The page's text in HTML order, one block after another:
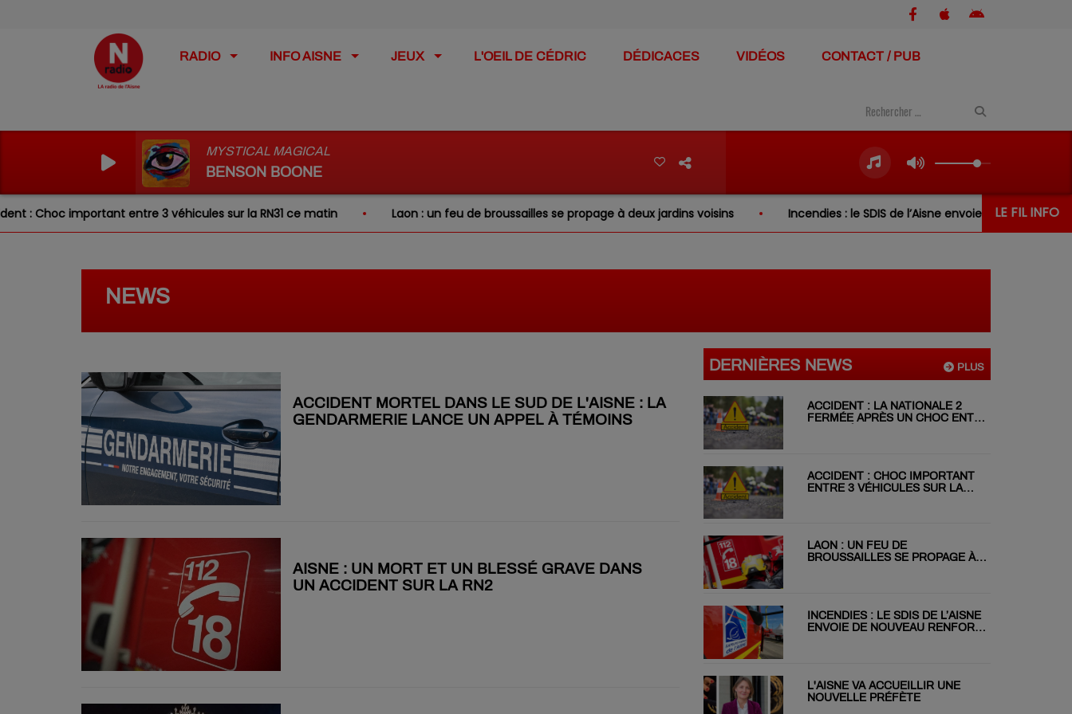
RADIO INFO AISNE JEUX L'OEIL DE CÉDRIC DÉDICACES VIDÉOS CONTACT / PUB
MYSTICAL MAGICAL
BENSON BOONE
LE FIL INFO
entre 3 véhicules sur la RN31 ce matin Laon : un feu de broussailles se propage à deux jardins voisins Incendies : le SDIS de l’Aisne envoie de nouveau renfort en
NEWS
ACCIDENT MORTEL DANS LE SUD DE L'AISNE : LA
GENDARMERIE LANCE UN APPEL À TÉMOINS
AISNE : UN MORT ET UN BLESSÉ GRAVE DANS
UN ACCIDENT SUR LA RN2
PLUS
DERNIÈRES NEWS
ACCIDENT : LA NATIONALE 2
FERMÉE APRÈS UN CHOC ENTRE
ACCIDENT : CHOC IMPORTANT
ENTRE 3 VÉHICULES SUR LA
LAON : UN FEU DE
BROUSSAILLES SE PROPAGE À
INCENDIES : LE SDIS DE L’AISNE
ENVOIE DE NOUVEAU RENFORT
L'AISNE VA ACCUEILLIR UNE
NOUVELLE PRÉFÈTE